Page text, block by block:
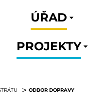
ÚŘAD
PROJEKTY
ODBOR DOPRAVY